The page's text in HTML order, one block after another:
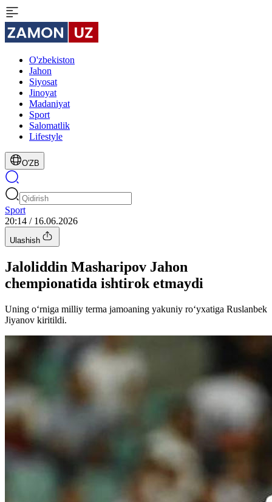
O'zbekiston
Jahon
Siyosat
Jinoyat
Madaniyat
Sport
Salomatlik
Lifestyle
O'ZB
Sport
20:14 / 16.06.2026
Ulashish
Jaloliddin Masharipov Jahon
chempionatida ishtirok etmaydi
Uning o‘rniga milliy terma jamoaning yakuniy ro‘yxatiga Ruslanbek
Jiyanov kiritildi.